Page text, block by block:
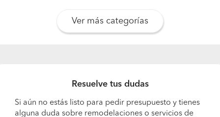
Ver más categorías
Resuelve tus dudas
Si aún no estás listo para pedir presupuesto y tienes
alguna duda sobre remodelaciones o servicios de